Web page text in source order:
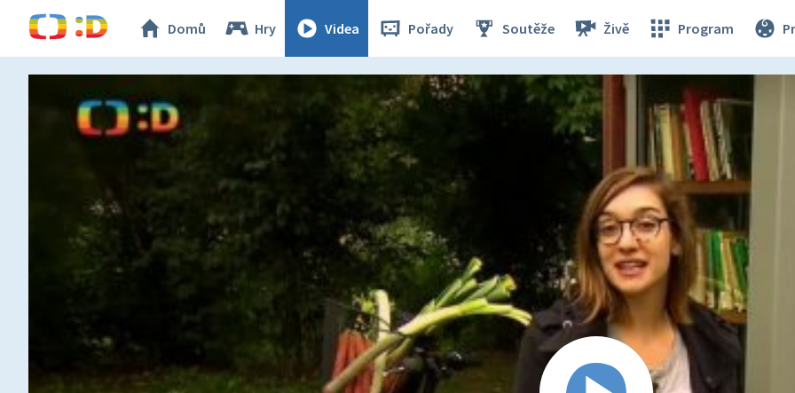
Domů Hry Videa Pořady Soutěže Živě Program